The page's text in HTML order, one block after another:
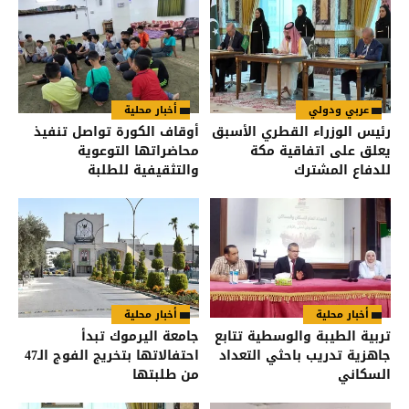
عربي ودولي
رئيس الوزراء القطري الأسبق
يعلق على اتفاقية مكة
للدفاع المشترك
أخبار محلية
أوقاف الكورة تواصل تنفيذ
محاضراتها التوعوية
والتثقيفية للطلبة
أخبار محلية
تربية الطيبة والوسطية تتابع
جاهزية تدريب باحثي التعداد
السكاني
أخبار محلية
جامعة اليرموك تبدأ
احتفالاتها بتخريج الفوج الـ47
من طلبتها